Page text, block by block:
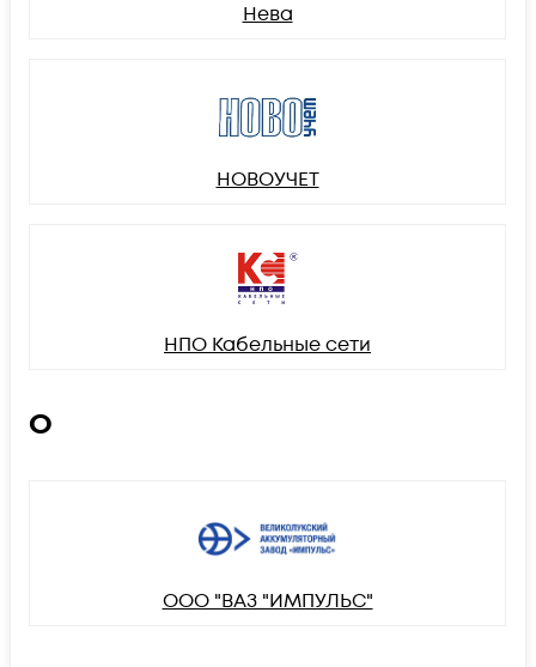
Нева
НОВОУЧЕТ
НПО Кабельные сети
О
ООО "ВАЗ "ИМПУЛЬС"